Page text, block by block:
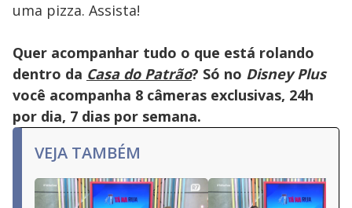
uma pizza. Assista!
Quer acompanhar tudo o que está rolando
dentro da Casa do Patrão? Só no Disney Plus
você acompanha 8 câmeras exclusivas, 24h
por dia, 7 dias por semana.
VEJA TAMBÉM